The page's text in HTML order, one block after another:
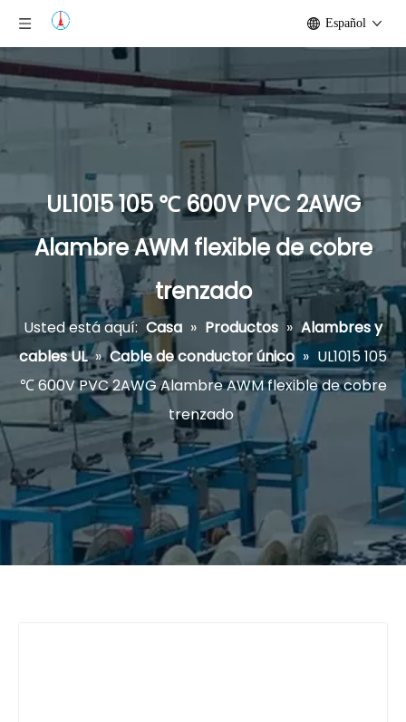
Español
UL1015 105 ℃ 600V PVC 2AWG
Alambre AWM flexible de cobre
trenzado
Usted está aquí: Casa » Productos » Alambres y
cables UL » Cable de conductor único » UL1015 105
℃ 600V PVC 2AWG Alambre AWM flexible de cobre
trenzado